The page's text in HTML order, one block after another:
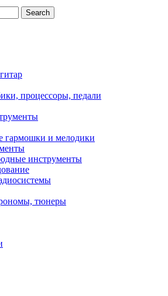
Search
процессоры, педали
гармошки и мелодики
инструменты
тюнеры